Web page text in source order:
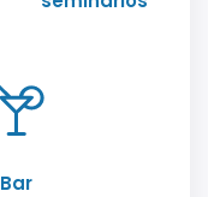
Bar